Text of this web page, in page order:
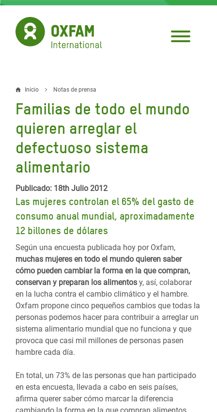
Pasar
contenido
principal
Sobrescribir
enlaces
de
ayuda
a
la
navegación
Inicio Notas de prensa
Familias de todo el mundo
quieren arreglar el
defectuoso sistema
alimentario
Publicado: 18th Julio 2012
Las mujeres controlan el 65% del gasto de
consumo anual mundial, aproximadamente
12 billones de dólares
Según una encuesta publicada hoy por Oxfam,
muchas mujeres en todo el mundo quieren saber
cómo pueden cambiar la forma en la que compran,
conservan y preparan los alimentos y, así, colaborar
en la lucha contra el cambio climático y el hambre.
Oxfam propone cinco pequeños cambios que todas la
personas podemos hacer para contribuir a arreglar un
sistema alimentario mundial que no funciona y que
provoca que casi mil millones de personas pasen
hambre cada día.
En total, un 73% de las personas que han participado
en esta encuesta, llevada a cabo en seis países,
afirma querer saber cómo marcar la diferencia